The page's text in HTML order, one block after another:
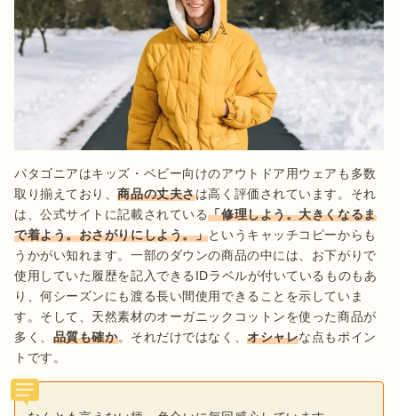
パタゴニアはキッズ・ベビー向けのアウトドア用ウェアも多数
取り揃えており、商品の丈夫さは高く評価されています。それ
は、公式サイトに記載されている「修理しよう。大きくなるま
で着よう。おさがりにしよう。」というキャッチコピーからも
うかがい知れます。一部のダウンの商品の中には、お下がりで
使用していた履歴を記入できるIDラベルが付いているものもあ
り、何シーズンにも渡る長い間使用できることを示していま
す。そして、天然素材のオーガニックコットンを使った商品が
多く、 品質も確か。それだけではなく、オシャレな点もポイン
トです。